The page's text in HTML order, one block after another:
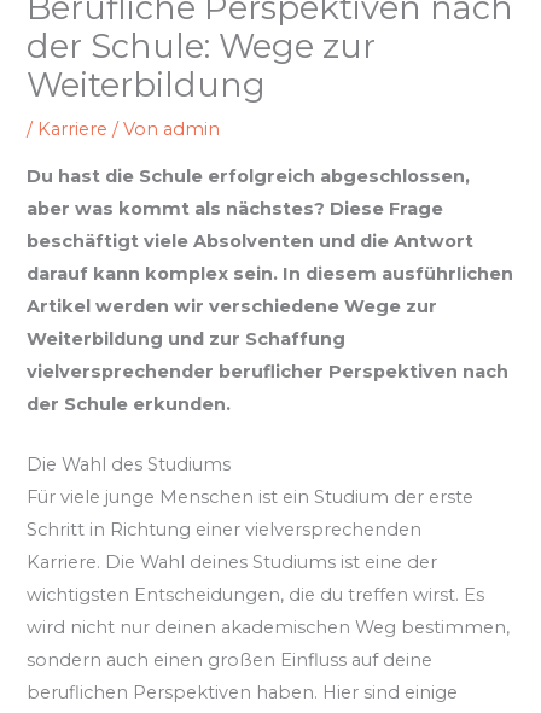
Berufliche Perspektiven nach
der Schule: Wege zur
Weiterbildung
/ Karriere / Von admin
Du hast die Schule erfolgreich abgeschlossen,
aber was kommt als nächstes? Diese Frage
beschäftigt viele Absolventen und die Antwort
darauf kann komplex sein. In diesem ausführlichen
Artikel werden wir verschiedene Wege zur
Weiterbildung und zur Schaffung
vielversprechender beruflicher Perspektiven nach
der Schule erkunden.
Die Wahl des Studiums
Für viele junge Menschen ist ein Studium der erste
Schritt in Richtung einer vielversprechenden
Karriere. Die Wahl deines Studiums ist eine der
wichtigsten Entscheidungen, die du treffen wirst. Es
wird nicht nur deinen akademischen Weg bestimmen,
sondern auch einen großen Einfluss auf deine
beruflichen Perspektiven haben. Hier sind einige